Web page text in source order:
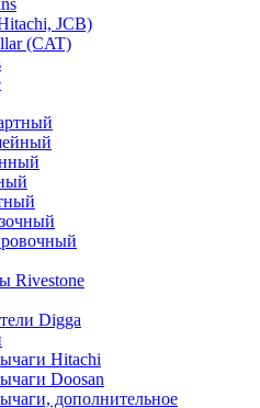
JCB)
(CAT)
Rivestone
Digga
Hitachi
Doosan
дополнительное